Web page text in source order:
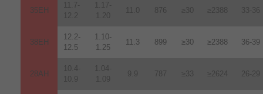
35EH
11.7-
12.2
1.17-
1.20
11.0 876 ≥30 ≥2388 33-36
38EH
12.2-
12.5
1.10-
1.25
11.3 899 ≥30 ≥2388 36-39
28AH
10.4-
10.9
1.04-
1.09
9.9 787 ≥33 ≥2624 26-29